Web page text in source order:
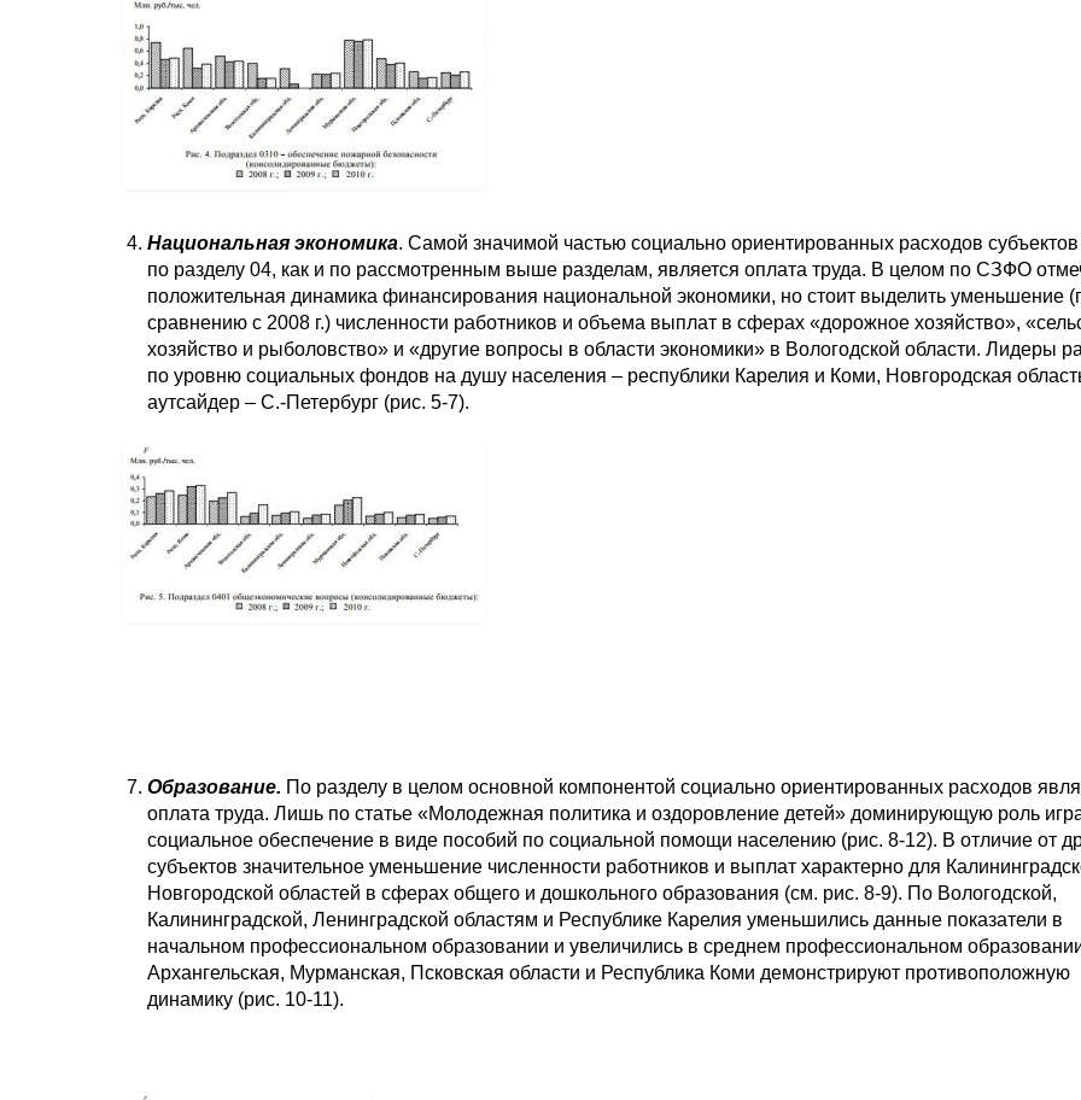
Национальная экономика. Самой значимой частью социально ориентированных расходов
по разделу 04, как и по рассмотренным выше разделам, является оплата труда. В целом по СЗФО
положительная динамика финансирования национальной экономики, но стоит выделить уменьшение
сравнению с 2008 г.) численности работников и объема выплат в сферах «дорожное хозяйство»,
хозяйство и рыболовство» и «другие вопросы в области экономики» в Вологодской области. Лидеры
по уровню социальных фондов на душу населения – республики Карелия и Коми, Новгородская
аутсайдер – С.-Петербург (рис. 5-7).
Образование. По разделу в целом основной компонентой социально ориентированных расходов
оплата труда. Лишь по статье «Молодежная политика и оздоровление детей» доминирующую роль
социальное обеспечение в виде пособий по социальной помощи населению (рис. 8-12). В отличие от
субъектов значительное уменьшение численности работников и выплат характерно для
Новгородской областей в сферах общего и дошкольного образования (см. рис. 8-9). По Вологодской,
Калининградской, Ленинградской областям и Республике Карелия уменьшились данные показатели в
начальном профессиональном образовании и увеличились в среднем профессиональном
Архангельская, Мурманская, Псковская области и Республика Коми демонстрируют противоположную
динамику (рис. 10-11).